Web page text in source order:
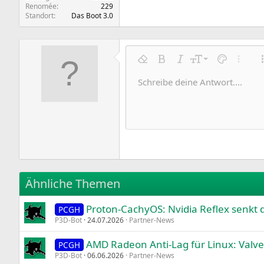
Renomée
229
Standort
Das Boot 3.0
Formatierung entfernen
Fett KursivSchriftgröße
9
10
18
Textfarbe
Schriftfamilie
Arial
Times New Roman
Verdana
Durchgestrichen
Unterstrichen
Inline-Code
Inline-Spoiler
Insert horizontal line
SpoilerCode
Schreibe deine Antwort....
Ähnliche Themen
PCGH Proton-CachyOS: Nvidia Reflex
P3D-Bot 24.07.2026 Partner-News
PCGH AMD Radeon Anti-Lag für Linux:
P3D-Bot 06.06.2026 Partner-News